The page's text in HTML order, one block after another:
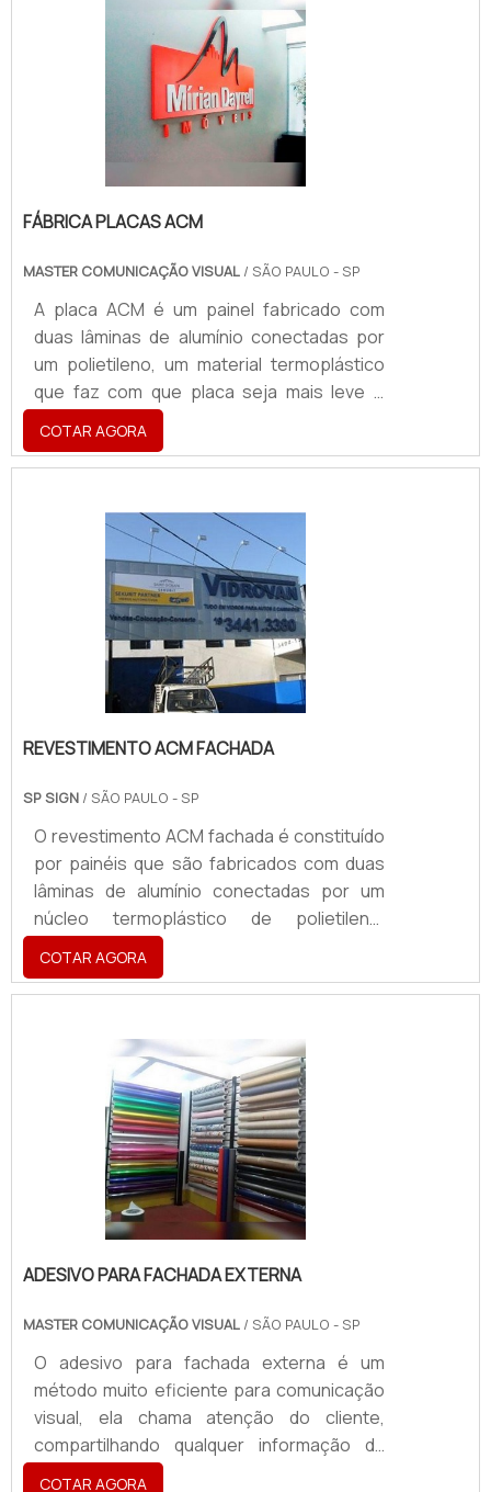
produtoTambém pode ser confeccionada
com tintas que possuem alta resistência e
aderência, a fim de evitar que estas se
soltem e desgastem a placa. Lembrando
que o clien.
FÁBRICA PLACAS ACM
MASTER COMUNICAÇÃO VISUAL / SÃO PAULO - SP
A placa ACM é um painel fabricado com
duas lâminas de alumínio conectadas por
um polietileno, um material termoplástico
que faz com que placa seja mais leve e
resistente. Uma fábrica placas ACM
oferece a seus clientes opções variadas
de cores, para tornar as fachadas dos
As placas podem ainda ser unidas a vidro ou
aço, tornando-se visualmente mais
limpas.Leva-se em consideração o local
onde as placas serão instaladas para criar
os projetos. As placas co.
COTAR AGORA
REVESTIMENTO ACM FACHADA
SP SIGN / SÃO PAULO - SP
O revestimento ACM fachada é constituído
por painéis que são fabricados com duas
lâminas de alumínio conectadas por um
núcleo termoplástico de polietileno,
possibilitando um maior conforto acústico
e térmico.Revestimento feito em ACMO
revestimento ACM fachada é composto
alumínio, que possibilita conforto acústico
e térmico, ligadas por um núcleo
termoplástico de polietileno, o painel de
ACM pode ser aplicado interna ou
externamente, a depender do propós.
COTAR AGORA
ADESIVO PARA FACHADA EXTERNA
MASTER COMUNICAÇÃO VISUAL / SÃO PAULO - SP
O adesivo para fachada externa é um
método muito eficiente para comunicação
visual, ela chama atenção do cliente,
compartilhando qualquer informação da
loja. Para vitrines isso é excelente, mas as
COTAR AGORA